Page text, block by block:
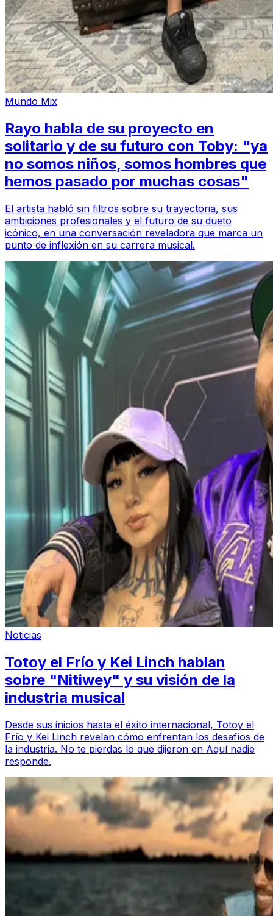
Mundo Mix
Rayo habla de su proyecto en
solitario y de su futuro con Toby: "ya
no somos niños, somos hombres que
hemos pasado por muchas cosas"
El artista habló sin filtros sobre su trayectoria, sus
ambiciones profesionales y el futuro de su dueto
icónico, en una conversación reveladora que marca un
punto de inflexión en su carrera musical.
Noticias
Totoy el Frío y Kei Linch hablan
sobre "Nitiwey" y su visión de la
industria musical
Desde sus inicios hasta el éxito internacional, Totoy el
Frío y Kei Linch revelan cómo enfrentan los desafíos de
la industria. No te pierdas lo que dijeron en Aquí nadie
responde.